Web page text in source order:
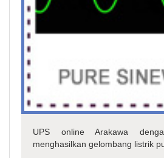
UPS online Arakawa
menghasilkan gelombang listrik